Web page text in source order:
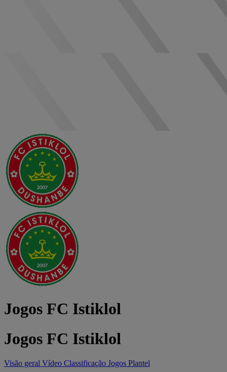
Jogos FC Istiklol
Jogos FC Istiklol
Visão geral Vídeo Classificação Jogos Plantel